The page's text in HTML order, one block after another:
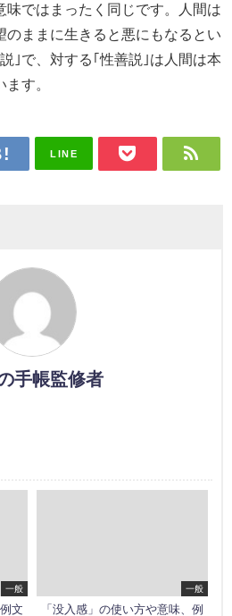
味ではまったく同じです。人間は
のままに生きると悪にもなるとい
｣で、対する｢性善説｣は人間は本
す。
LINE
手帳監修者
一般
文
一般
「没入感」の使い方や意味、例